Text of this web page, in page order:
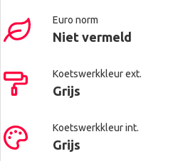
Euro norm
Niet vermeld
Koetswerkkleur ext.
Grijs
Koetswerkkleur int.
Grijs